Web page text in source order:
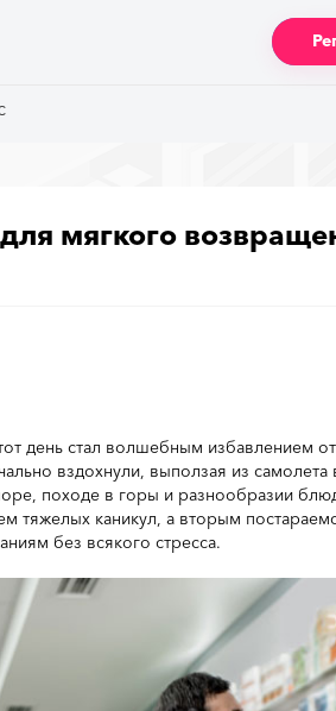
мягкого
день стал волшебным избавлением
вздохнули, выползая из
походе в горы и разнообразии
каникул, а вторым
без всякого стресса.